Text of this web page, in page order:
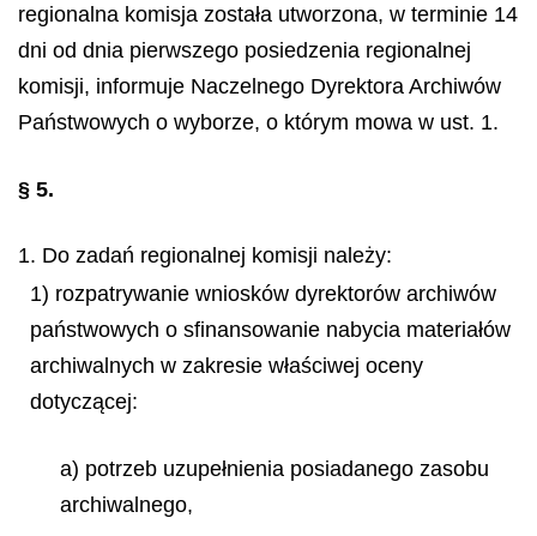
regionalna komisja została utworzona, w terminie 14
dni od dnia pierwszego posiedzenia regionalnej
komisji, informuje Naczelnego Dyrektora Archiwów
Państwowych o wyborze, o którym mowa w ust. 1.
§ 5.
1. Do zadań regionalnej komisji należy:
1) rozpatrywanie wniosków dyrektorów archiwów
państwowych o sfinansowanie nabycia materiałów
archiwalnych w zakresie właściwej oceny
dotyczącej:
a) potrzeb uzupełnienia posiadanego zasobu
archiwalnego,